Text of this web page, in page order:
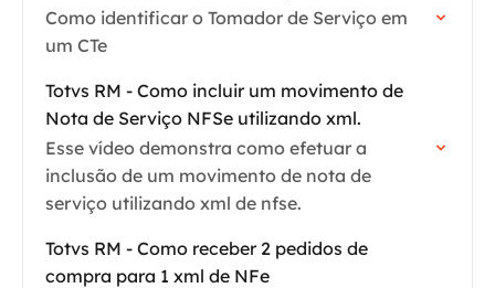
Como identificar o Tomador de Serviço em
um CTe
Totvs RM - Como incluir um movimento de
Nota de Serviço NFSe utilizando xml.
Esse vídeo demonstra como efetuar a
inclusão de um movimento de nota de
serviço utilizando xml de nfse.
Totvs RM - Como receber 2 pedidos de
compra para 1 xml de NFe